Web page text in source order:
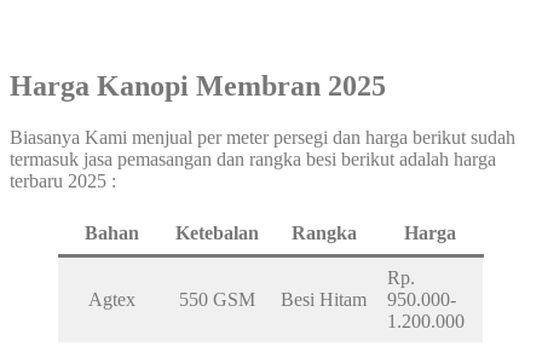
Harga Kanopi Membran 2025
Biasanya Kami menjual per meter persegi dan harga berikut sudah
termasuk jasa pemasangan dan rangka besi berikut adalah harga
terbaru 2025 :
Bahan Ketebalan Rangka Harga
Agtex 550 GSM Besi Hitam
Rp.
950.000-
1.200.000